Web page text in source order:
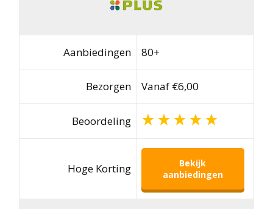
Aanbiedingen 80+
Bezorgen Vanaf €6,00
Beoordeling
Hoge Korting
Bekijk
aanbiedingen